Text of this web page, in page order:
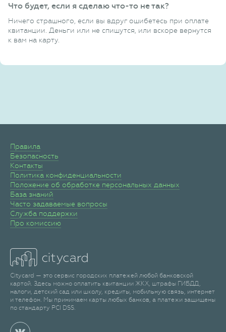
Что будет, если я сделаю что-то не так?
Ничего страшного, если вы вдруг ошибетесь при оплате
квитанции. Деньги или не спишутся, или вскоре вернутся
к вам на карту.
Правила
Безопасность
Контакты
Политика конфиденциальности
Положение об обработке персональных данных
База знаний
Часто задаваемые вопросы
Служба поддержки
Про комиссию
Citycard — это сервис городских платежей любой банковской
картой. Здесь можно оплатить квитанции ЖКХ, штрафы ГИБДД,
налоги, детский сад или школу, кредиты, мобильную связь, интернет
и телефон. Мы принимаем карты любых банков, а платежи защищены
по стандарту PCI DSS.